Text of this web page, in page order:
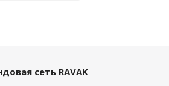
сеть RAVAK